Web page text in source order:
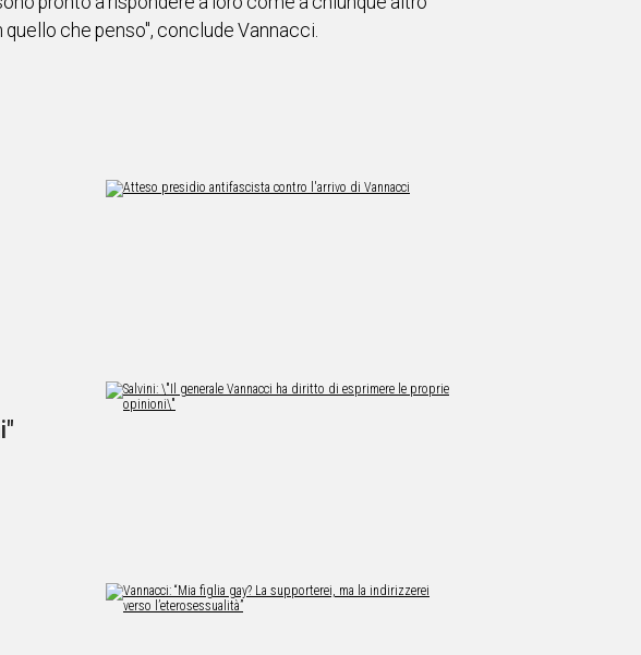
che penso", conclude Vannacci.